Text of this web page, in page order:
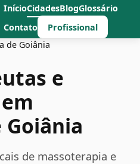
InícioCidadesBlogGlossário
Contato
Profissional
de Goiânia
e
Goiânia
de massoterapia e